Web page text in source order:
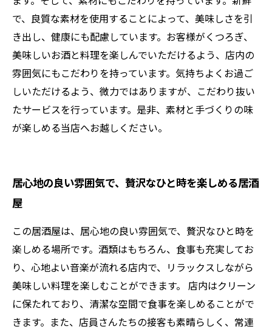
で、良質な素材を使用することによって、美味しさを引
き出し、健康にも配慮しています。お客様がくつろぎ、
美味しいお酒と料理を楽しんでいただけるよう、店内の
雰囲気にもこだわりを持っています。気持ちよくお過ご
しいただけるよう、微力ではありますが、こだわり抜い
たサービスを行っています。是非、素材と手づくりの味
が楽しめる当店へお越しください。
居心地の良い雰囲気で、贅沢なひと時を楽しめる居酒
屋
この居酒屋は、居心地の良い雰囲気で、贅沢なひと時を
楽しめる場所です。酒類はもちろん、食事も充実してお
り、心地よい音楽が流れる店内で、リラックスしながら
美味しい料理を楽しむことができます。 店内はクリーン
に保たれており、清潔な空間で食事を楽しめることがで
きます。また、店員さんたちの接客も素晴らしく、常連